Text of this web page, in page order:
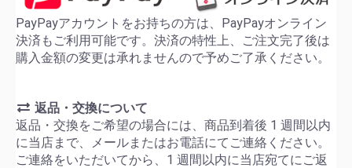
PayPayアカウントをお持ちの方は、PayPayオンライン
決済もご利用可能です。決済の特性上、ご注文完了後は
購入金額の変更は承れませんので予めご了承ください。
返品・交換について
返品・交換をご希望の場合には、商品到着後 1 週間以内
に当店まで、メールまたはお電話にてご連絡ください。
ご連絡をいただいてから、1 週間以内に当店宛てにご返